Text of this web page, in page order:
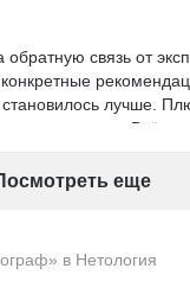
в Нетология
связь от
становилось лучше.
приложение. Всё
приятно — не
и удобнее.
еще